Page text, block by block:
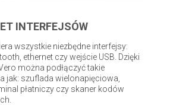
INTERFEJSÓW
wszystkie niezbędne interfejsy:
ethernet czy wejście USB. Dzięki
można podłączyć takie
jak: szuflada wielonapięciowa,
płatniczy czy skaner kodów